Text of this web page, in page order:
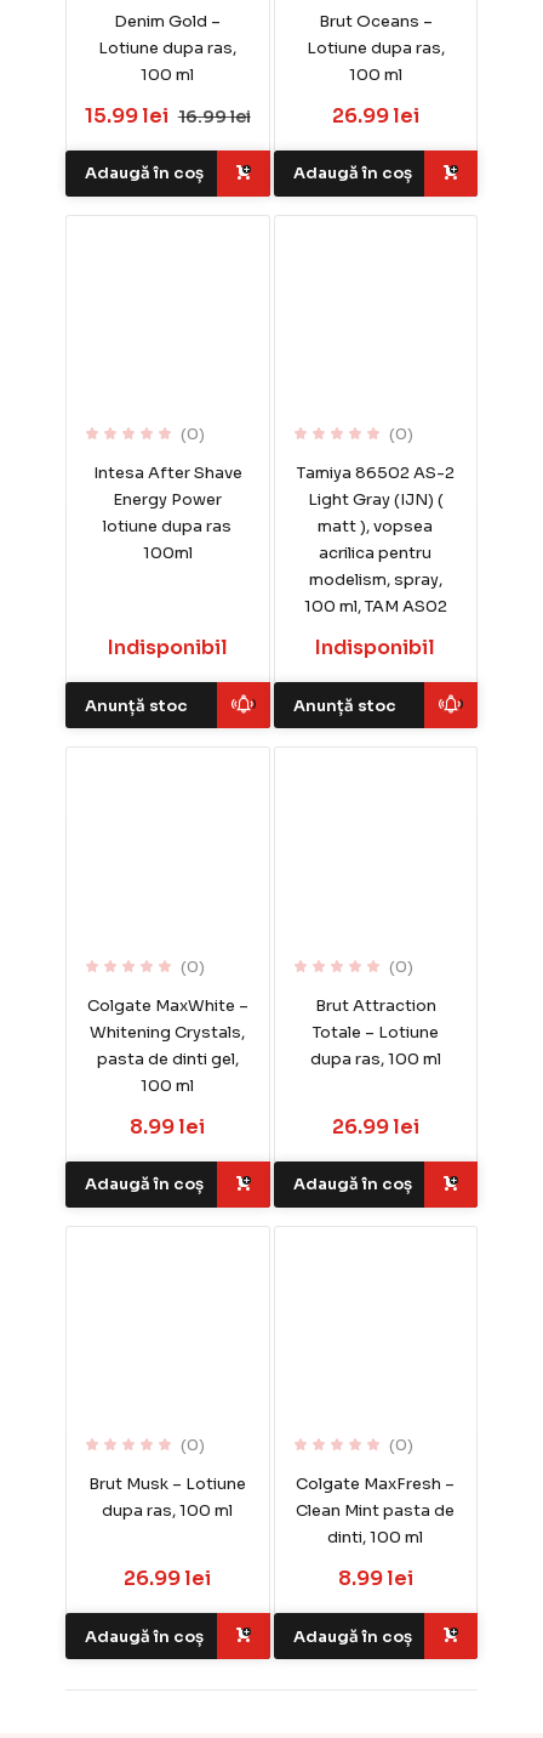
Denim Gold –
Lotiune dupa ras,
100 ml
15.99 lei 16.99 lei
Adaugă în coș
Brut Oceans –
Lotiune dupa ras,
100 ml
26.99 lei
Adaugă în coș
(0)
Intesa After Shave
Energy Power
lotiune dupa ras
100ml
Indisponibil
Anunță stoc
(0)
Tamiya 86502 AS-2
Light Gray (IJN) (
matt ), vopsea
acrilica pentru
modelism, spray,
100 ml, TAM AS02
Indisponibil
Anunță stoc
(0)
Colgate MaxWhite –
Whitening Crystals,
pasta de dinti gel,
100 ml
8.99 lei
Adaugă în coș
(0)
Brut Attraction
Totale – Lotiune
dupa ras, 100 ml
26.99 lei
Adaugă în coș
(0)
Brut Musk – Lotiune
dupa ras, 100 ml
26.99 lei
Adaugă în coș
(0)
Colgate MaxFresh –
Clean Mint pasta de
dinti, 100 ml
8.99 lei
Adaugă în coș